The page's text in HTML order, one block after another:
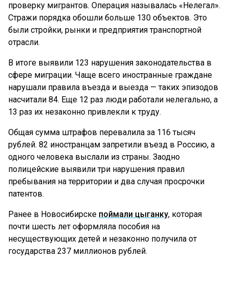
проверку мигрантов. Операция называлась «Нелегал».
Стражи порядка обошли больше 130 объектов. Это
были стройки, рынки и предприятия транспортной
отрасли.
В итоге выявили 123 нарушения законодательства в
сфере миграции. Чаще всего иностранные граждане
нарушали правила въезда и выезда — таких эпизодов
насчитали 84. Еще 12 раз люди работали нелегально, а
13 раз их незаконно привлекли к труду.
Общая сумма штрафов перевалила за 116 тысяч
рублей. 82 иностранцам запретили въезд в Россию, а
одного человека выслали из страны. Заодно
полицейские выявили три нарушения правил
пребывания на территории и два случая просрочки
патентов.
Ранее в Новосибирске поймали цыганку, которая
почти шесть лет оформляла пособия на
несуществующих детей и незаконно получила от
государства 237 миллионов рублей.